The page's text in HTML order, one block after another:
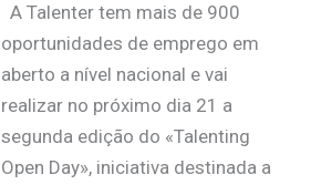
A Talenter tem mais de 900
oportunidades de emprego em
aberto a nível nacional e vai
realizar no próximo dia 21 a
segunda edição do «Talenting
Open Day», iniciativa destinada a